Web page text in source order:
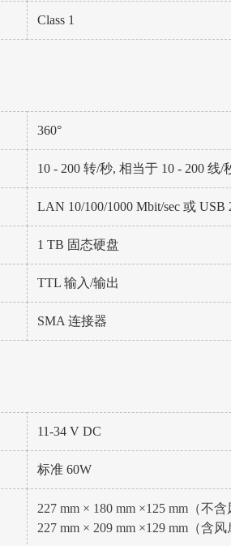
Class 1
360°
10 - 200 转/秒, 相当于 10 - 200 线/
LAN 10/100/1000 Mbit/sec 或 USB
1 TB 固态硬盘
TTL 输入/输出
SMA 连接器
11-34 V DC
标准 60W
227 mm × 180 mm ×125 mm（不含
227 mm × 209 mm ×129 mm（含风